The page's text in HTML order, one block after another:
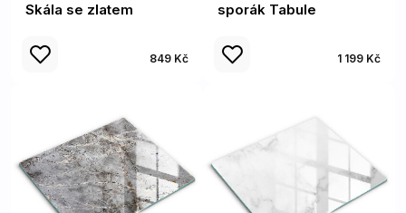
Skála se zlatem
849 Kč
sporák Tabule
1 199 Kč